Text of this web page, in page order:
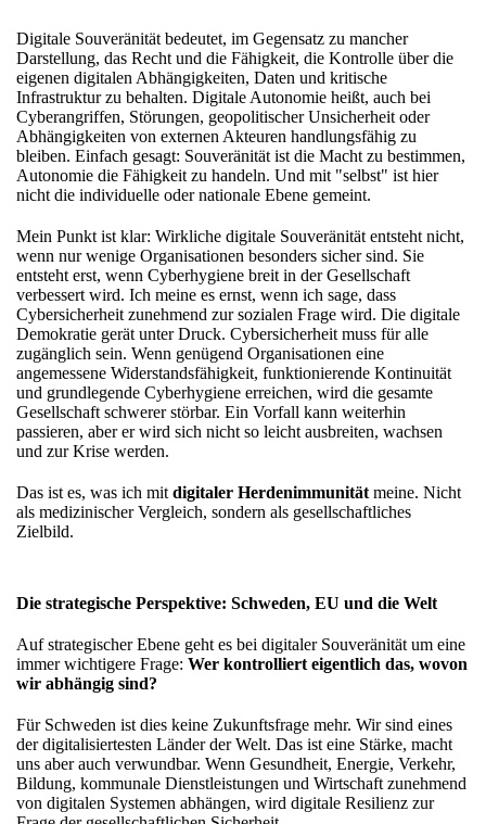
Digitale Souveränität bedeutet, im Gegensatz zu mancher
Darstellung, das Recht und die Fähigkeit, die Kontrolle über die
eigenen digitalen Abhängigkeiten, Daten und kritische
Infrastruktur zu behalten. Digitale Autonomie heißt, auch bei
Cyberangriffen, Störungen, geopolitischer Unsicherheit oder
Abhängigkeiten von externen Akteuren handlungsfähig zu
bleiben. Einfach gesagt: Souveränität ist die Macht zu bestimmen,
Autonomie die Fähigkeit zu handeln. Und mit "selbst" ist hier
nicht die individuelle oder nationale Ebene gemeint.
Mein Punkt ist klar: Wirkliche digitale Souveränität entsteht nicht,
wenn nur wenige Organisationen besonders sicher sind. Sie
entsteht erst, wenn Cyberhygiene breit in der Gesellschaft
verbessert wird. Ich meine es ernst, wenn ich sage, dass
Cybersicherheit zunehmend zur sozialen Frage wird. Die digitale
Demokratie gerät unter Druck. Cybersicherheit muss für alle
zugänglich sein. Wenn genügend Organisationen eine
angemessene Widerstandsfähigkeit, funktionierende Kontinuität
und grundlegende Cyberhygiene erreichen, wird die gesamte
Gesellschaft schwerer störbar. Ein Vorfall kann weiterhin
passieren, aber er wird sich nicht so leicht ausbreiten, wachsen
und zur Krise werden.
Das ist es, was ich mit digitaler Herdenimmunität meine. Nicht
als medizinischer Vergleich, sondern als gesellschaftliches
Zielbild.
Die strategische Perspektive: Schweden, EU und die Welt
Auf strategischer Ebene geht es bei digitaler Souveränität um eine
immer wichtigere Frage: Wer kontrolliert eigentlich das, wovon
wir abhängig sind?
Für Schweden ist dies keine Zukunftsfrage mehr. Wir sind eines
der digitalisiertesten Länder der Welt. Das ist eine Stärke, macht
uns aber auch verwundbar. Wenn Gesundheit, Energie, Verkehr,
Bildung, kommunale Dienstleistungen und Wirtschaft zunehmend
von digitalen Systemen abhängen, wird digitale Resilienz zur